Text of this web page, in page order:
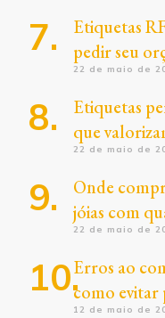
Etiquetas
pedir seu
22 de maio de
Etiquetas
que
22 de maio de
Onde
jóias com
22 de maio de
Erros ao
como evitar
12 de maio de